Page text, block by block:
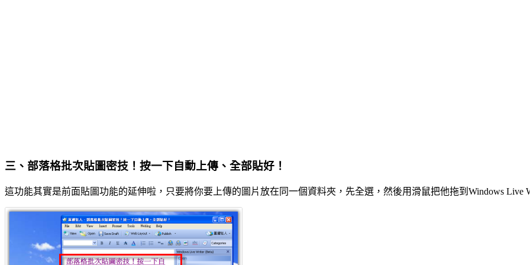
三、部落格批次貼圖密技！按一下自動上傳、全部貼好！
這功能其實是前面貼圖功能的延伸啦，只要將你要上傳的圖片放在同一個資料夾，先全選，然後用滑鼠把他拖到Windows Live